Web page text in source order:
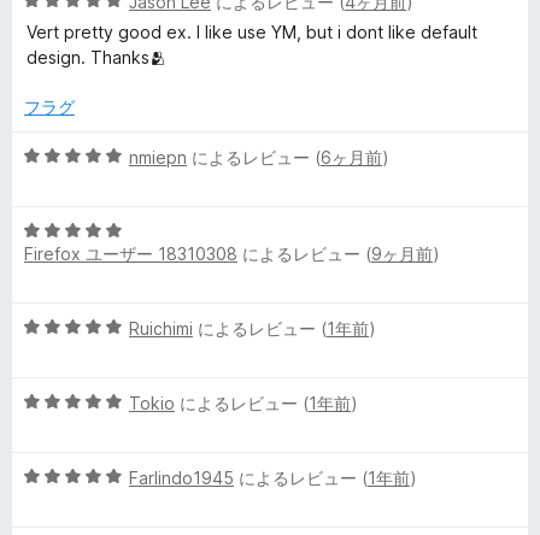
b
M
u
s
i
c
5
の
評
段
階
5
評
Vert pretty good ex. I like use YM, but i dont like default
design. Thanks🫂
フラグ
5
中
5
価
nmiepn によるレビュー (6ヶ月前)
5
段
5
価
Firefox ユーザー 18310308 によるレビュー (9ヶ月前)
5
中
評
Ruichimi によるレビュー (1年前)
5
中
Tokio によるレビュー (1年前)
5
Farlindo1945 によるレビュー (1年前)